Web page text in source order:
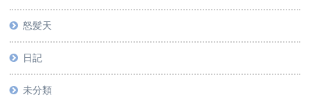
怒髪天
日記
未分類